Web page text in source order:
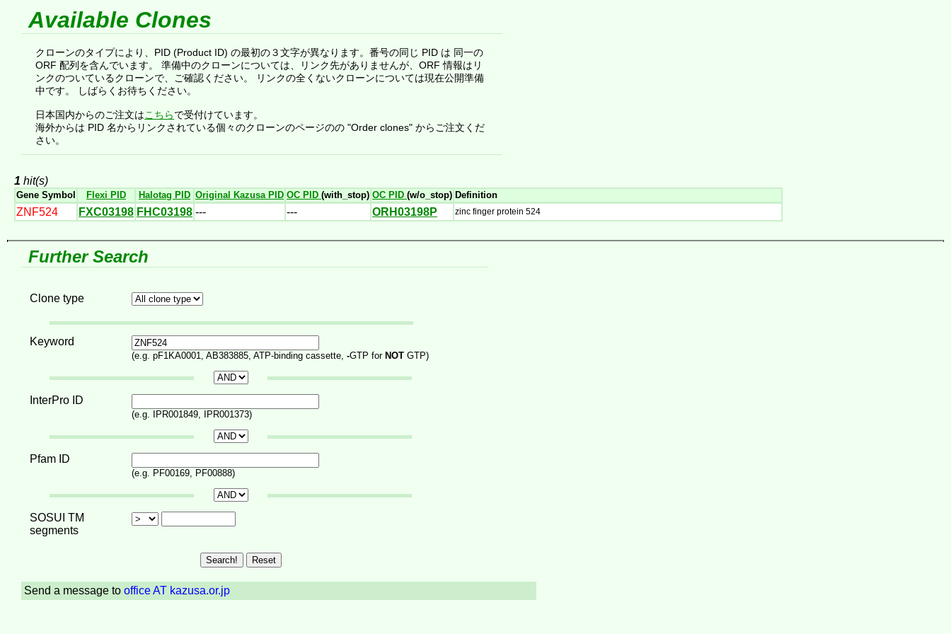
Available Clones
クローンのタイプにより、PID (Product ID) の最初の３文字が異なります。番号の同じ PID は 同一の
ORF 配列を含んでいます。 準備中のクローンについては、リンク先がありませんが、ORF 情報はリ
ンクのついているクローンで、ご確認ください。 リンクの全くないクローンについては現在公開準備
中です。 しばらくお待ちください。
日本国内からのご注文はこちらで受付けています。
海外からは PID 名からリンクされている個々のクローンのページのの "Order clones" からご注文くだ
さい。
1 hit(s)
Gene Symbol Flexi PID Halotag PID Original Kazusa PID OC PID (with_stop) OC PID (w/o_stop) Definition
ZNF524 FXC03198 FHC03198 --- --- ORH03198P zinc finger protein 524
Further Search
Clone type
Keyword
(e.g. pF1KA0001, AB383885, ATP-binding cassette, -GTP for NOT GTP)
InterPro ID
(e.g. IPR001849, IPR001373)
Pfam ID
(e.g. PF00169, PF00888)
SOSUI TM
segments
Send a message to office AT kazusa.or.jp